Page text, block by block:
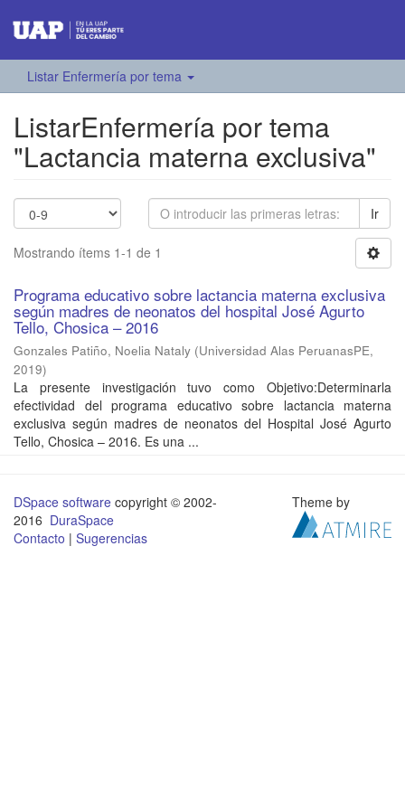
Listar Enfermería por tema
ListarEnfermería por tema
"Lactancia materna exclusiva"
Ir
Mostrando ítems 1-1 de 1
Programa educativo sobre lactancia materna exclusiva
según madres de neonatos del hospital José Agurto
Tello, Chosica – 2016
Gonzales Patiño, Noelia Nataly (Universidad Alas PeruanasPE,
2019)
La presente investigación tuvo como Objetivo:Determinarla
efectividad del programa educativo sobre lactancia materna
exclusiva según madres de neonatos del Hospital José Agurto
Tello, Chosica – 2016. Es una ...
DSpace software copyright © 2002-
2016 DuraSpace
Contacto | Sugerencias
Theme by